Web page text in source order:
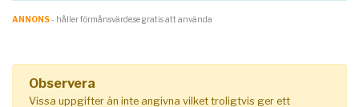
ANNONS- håller förmånsvärde.se gratis att använda
Observera
Vissa uppgifter än inte angivna vilket troligtvis ger ett